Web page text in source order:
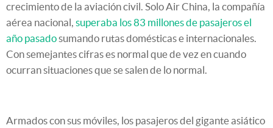
crecimiento de la aviación civil. Solo Air China, la compañía
aérea nacional, superaba los 83 millones de pasajeros el
año pasadosumando rutas domésticas e internacionales.
Con semejantes cifras es normal que de vez en cuando
ocurran situaciones que se salen de lo normal.
Armados con sus móviles, los pasajeros del gigante asiático